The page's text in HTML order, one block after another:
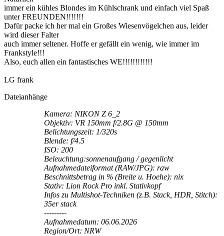
immer ein kühles Blondes im Kühlschrank und einfach viel Spaß
unter FREUNDEN!!!!!!!
Dafür packe ich her mal ein Großes Wiesenvögelchen aus, leider
wird dieser Falter
auch immer seltener. Hoffe er gefällt ein wenig, wie immer im
Frankstyle!!!
Also, euch allen ein fantastisches WE!!!!!!!!!!!!
LG frank
Dateianhänge
Kamera: NIKON Z 6_2
Objektiv: VR 150mm f/2.8G @ 150mm
Belichtungszeit: 1/320s
Blende: f/4.5
ISO: 200
Beleuchtung:sonnenaufgang / gegenlicht
Aufnahmedateiformat (RAW/JPG): raw
Beschnittsbetrag in % (Breite u. Hoehe): nix
Stativ: Lion Rock Pro inkl. Stativkopf
Infos zu Multishot-Techniken (z.B. Stack, HDR, Stitch):
35er stack
---------
Aufnahmedatum: 06.06.2026
Region/Ort: NRW